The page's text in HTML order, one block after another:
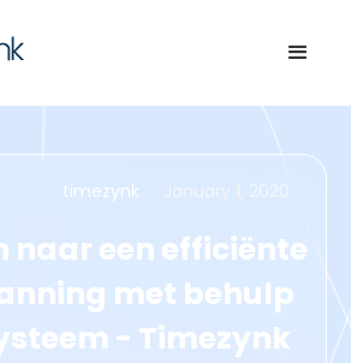
January 1, 2020
timezynk
naar een efficiënte
met behulp
- Timezynk